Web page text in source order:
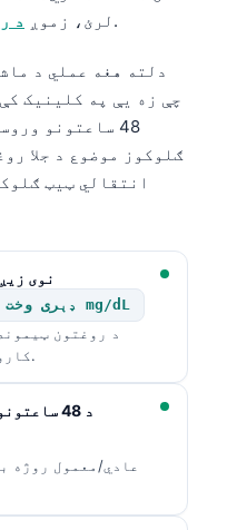
لرئ، زموږ د ژور ته ځي.
دلته هغه عملي د
چې زه یې په کلینیک
48 ساعتونو
ګلوکوز موضوع د جلا
انتقالي ټیټ
نوی
ډېری وخت د انتقال پر مهال 40-60 mg/dL
د روغتون
کاروي؛ د لویانو حدونه مه کاروئ.
د 48 ساعتونو وروسته ماشومان او نوزادان
عادي/معمول روژه